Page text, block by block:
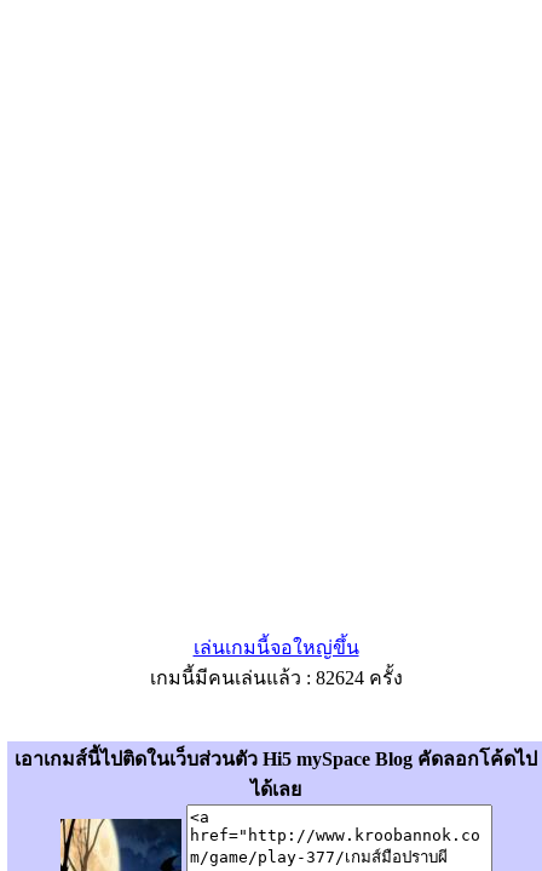
เล่นเกมนี้จอใหญ่ขึ้น
เกมนี้มีคนเล่นแล้ว : 82624 ครั้ง
เอาเกมส์นี้ไปติดในเว็บส่วนตัว Hi5 mySpace Blog คัดลอกโค้ดไป
ได้เลย